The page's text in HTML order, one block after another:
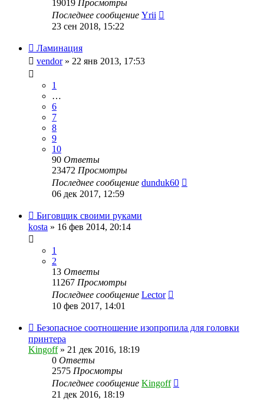
19019 Просмотры
Последнее сообщение Yrii
23 сен 2018, 15:22
Ламинация
vendor» 22 янв 2013, 17:53
1
…
6
7
8
9
10
90 Ответы
23472 Просмотры
Последнее сообщение dunduk60
06 дек 2017, 12:59
Биговщик своими руками
kosta » 16 фев 2014, 20:14
1
2
13 Ответы
11267 Просмотры
Последнее сообщение Lector
10 фев 2017, 14:01
Безопасное соотношение изопропила для головки
принтера
Kingoff» 21 дек 2016, 18:19
0 Ответы
2575 Просмотры
Последнее сообщение Kingoff
21 дек 2016, 18:19